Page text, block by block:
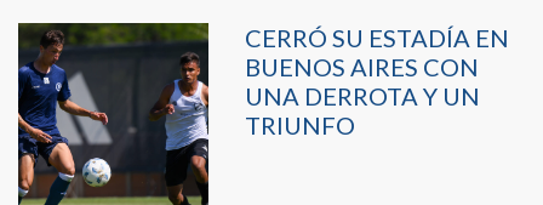
CERRÓ SU ESTADÍA EN
BUENOS AIRES CON
UNA DERROTA Y UN
TRIUNFO